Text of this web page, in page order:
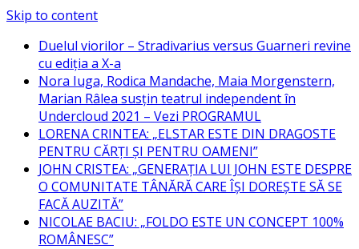
Skip to content
Duelul viorilor – Stradivarius versus Guarneri revine
cu ediția a X-a
Nora Iuga, Rodica Mandache, Maia Morgenstern,
Marian Râlea susțin teatrul independent în
Undercloud 2021 – Vezi PROGRAMUL
LORENA CRINTEA: „ELSTAR ESTE DIN DRAGOSTE
PENTRU CĂRȚI ȘI PENTRU OAMENI”
JOHN CRISTEA: „GENERAȚIA LUI JOHN ESTE DESPRE
O COMUNITATE TÂNĂRĂ CARE ÎȘI DOREȘTE SĂ SE
FACĂ AUZITĂ”
NICOLAE BACIU: „FOLDO ESTE UN CONCEPT 100%
ROMÂNESC”